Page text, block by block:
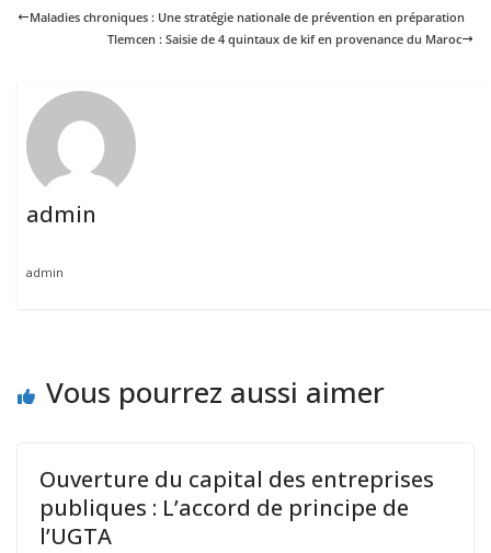
Maladies chroniques : Une stratégie nationale de prévention en préparation
Tlemcen : Saisie de 4 quintaux de kif en provenance du Maroc
admin
admin
Vous pourrez aussi aimer
Ouverture du capital des entreprises
publiques : L’accord de principe de
l’UGTA